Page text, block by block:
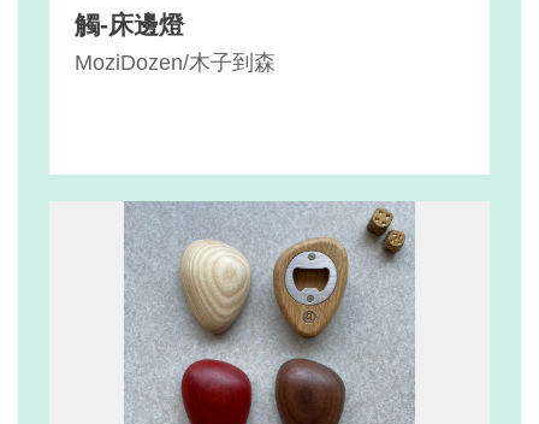
觸-床邊燈
MoziDozen/木子到森